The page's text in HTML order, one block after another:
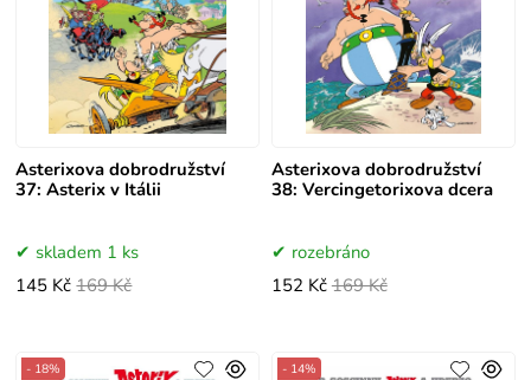
Asterixova dobrodružství
37: Asterix v Itálii
skladem 1 ks
145 Kč 169 Kč
Asterixova dobrodružství
38: Vercingetorixova dcera
rozebráno
152 Kč 169 Kč
- 18%
- 14%